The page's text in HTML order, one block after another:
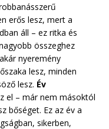
erős lesz, mert a
áll – ez ritka és
összeghez
nyeremény
lesz, minden
lesz. Év
el – már nem másoktól
bőséget. Ez az év a
sikerben,